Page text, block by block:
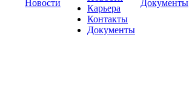
Новости
Карьера
Контакты
Документы
Документы